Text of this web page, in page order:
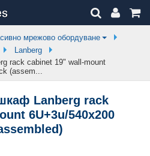
мрежово обордуване
Lanberg
rack cabinet 19" wall-mount
(assem...
Lanberg rack
6U+3u/540x200